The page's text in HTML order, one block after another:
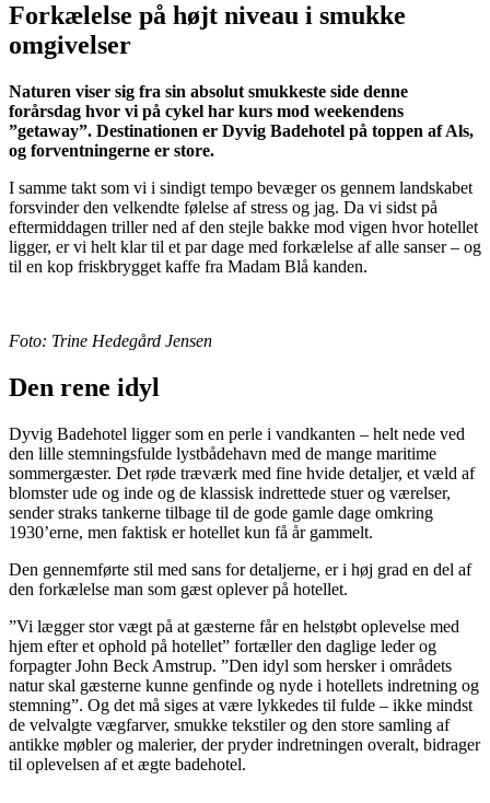
Forkælelse på højt niveau i smukke
omgivelser
Naturen viser sig fra sin absolut smukkeste side denne
forårsdag hvor vi på cykel har kurs mod weekendens
”getaway”. Destinationen er Dyvig Badehotel på toppen af Als,
og forventningerne er store.
I samme takt som vi i sindigt tempo bevæger os gennem landskabet
forsvinder den velkendte følelse af stress og jag. Da vi sidst på
eftermiddagen triller ned af den stejle bakke mod vigen hvor hotellet
ligger, er vi helt klar til et par dage med forkælelse af alle sanser – og
til en kop friskbrygget kaffe fra Madam Blå kanden.
Foto: Trine Hedegård Jensen
Den rene idyl
Dyvig Badehotel ligger som en perle i vandkanten – helt nede ved
den lille stemningsfulde lystbådehavn med de mange maritime
sommergæster. Det røde træværk med fine hvide detaljer, et væld af
blomster ude og inde og de klassisk indrettede stuer og værelser,
sender straks tankerne tilbage til de gode gamle dage omkring
1930’erne, men faktisk er hotellet kun få år gammelt.
Den gennemførte stil med sans for detaljerne, er i høj grad en del af
den forkælelse man som gæst oplever på hotellet.
”Vi lægger stor vægt på at gæsterne får en helstøbt oplevelse med
hjem efter et ophold på hotellet” fortæller den daglige leder og
forpagter John Beck Amstrup. ”Den idyl som hersker i områdets
natur skal gæsterne kunne genfinde og nyde i hotellets indretning og
stemning”. Og det må siges at være lykkedes til fulde – ikke mindst
de velvalgte vægfarver, smukke tekstiler og den store samling af
antikke møbler og malerier, der pryder indretningen overalt, bidrager
til oplevelsen af et ægte badehotel.